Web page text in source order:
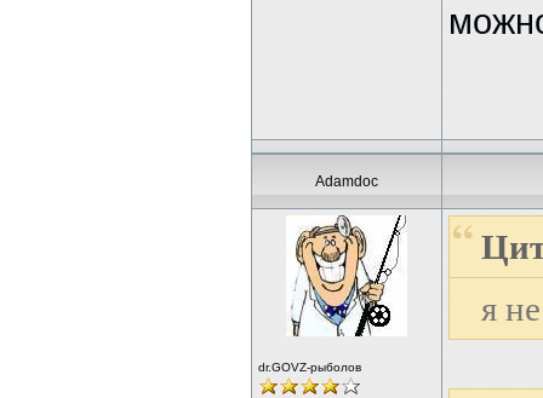
Adamdoc
dr.GOVZ-рыболов
я